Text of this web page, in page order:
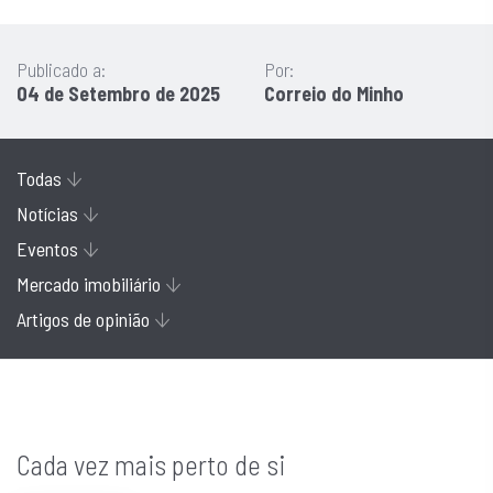
Publicado a:
04 de Setembro de 2025
Por:
Correio do Minho
Todas
Notícias
Eventos
Mercado imobiliário
Artigos de opinião
Cada vez mais perto de si